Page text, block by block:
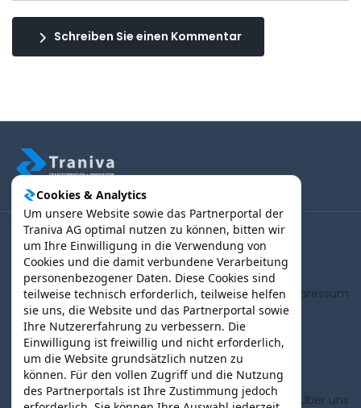
Cookies & Analytics
Um unsere Website sowie das Partnerportal der
Traniva AG optimal nutzen zu können, bitten wir
um Ihre Einwilligung in die Verwendung von
Cookies und die damit verbundene Verarbeitung
personenbezogener Daten. Diese Cookies sind
teilweise technisch erforderlich, teilweise helfen
sie uns, die Website und das Partnerportal sowie
Ihre Nutzererfahrung zu verbessern. Die
Einwilligung ist freiwillig und nicht erforderlich,
um die Website grundsätzlich nutzen zu
können. Für den vollen Zugriff und die Nutzung
des Partnerportals ist Ihre Zustimmung jedoch
Schreiben Sie einen Kommentar
(B2B) Kunden | Partner > Login
AGB Impressum
Datenschutz
Partner werden Über uns